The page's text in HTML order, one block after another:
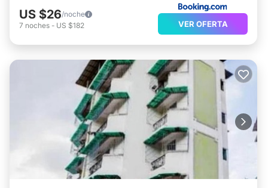
US $26/noche
7 noches - US $182 VER OFERTA